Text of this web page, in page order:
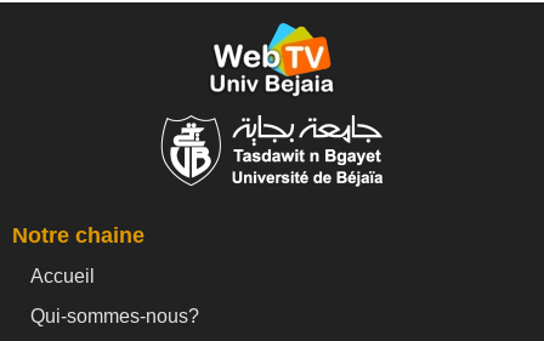
Notre chaine
Accueil
Qui-sommes-nous?